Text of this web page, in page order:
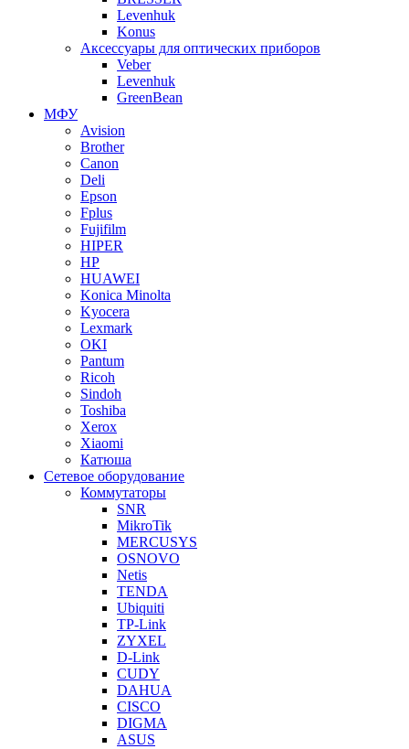
Levenhuk
Konus
Аксессуары для оптических приборов
Veber
Levenhuk
GreenBean
МФУ
Avision
Brother
Canon
Deli
Epson
Fplus
Fujifilm
HIPER
HP
HUAWEI
Konica Minolta
Kyocera
Lexmark
OKI
Pantum
Ricoh
Sindoh
Toshiba
Xerox
Xiaomi
Катюша
Сетевое оборудование
Коммутаторы
SNR
MikroTik
MERCUSYS
OSNOVO
Netis
TENDA
Ubiquiti
TP-Link
ZYXEL
D-Link
CUDY
DAHUA
CISCO
DIGMA
ASUS